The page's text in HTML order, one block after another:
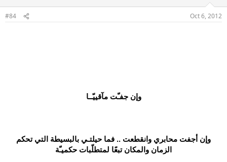
Oct 6, 2012
#84
وإن جفـّت مآقييّــا
وإن أجفت محابري وانقطعت .. فما حيلتـي بالبسيطة التي تحكم
الزمان والمكان تبعًا لمتطلّبات حكميـّة